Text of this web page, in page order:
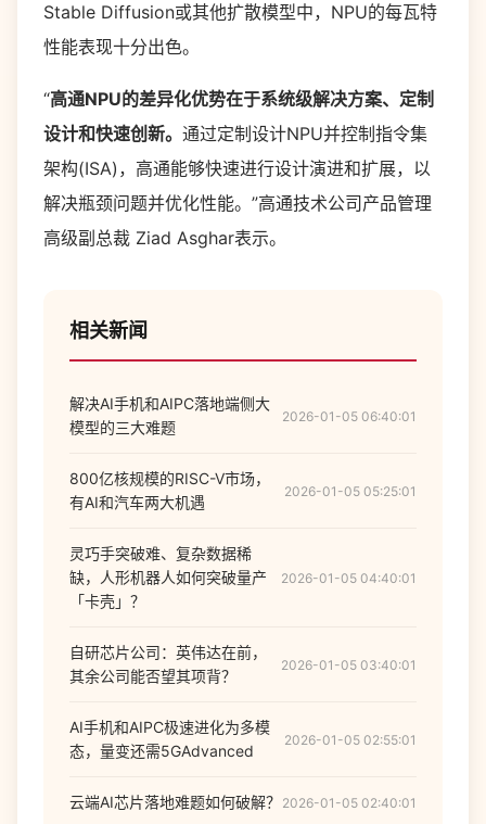
Stable Diffusion或其他扩散模型中，NPU的每瓦特
性能表现十分出色。
“高通NPU的差异化优势在于系统级解决方案、定制
设计和快速创新。 通过定制设计NPU并控制指令集
架构(ISA)，高通能够快速进行设计演进和扩展，以
解决瓶颈问题并优化性能。”高通技术公司产品管理
高级副总裁 Ziad Asghar表示。
相关新闻
解决AI手机和AIPC落地端侧大
模型的三大难题
2026-01-05 06:40:01
800亿核规模的RISC-V市场，
有AI和汽车两大机遇
2026-01-05 05:25:01
灵巧手突破难、复杂数据稀
缺，人形机器人如何突破量产
「卡壳」？
2026-01-05 04:40:01
自研芯片公司：英伟达在前，
其余公司能否望其项背？
2026-01-05 03:40:01
AI手机和AIPC极速进化为多模
态，量变还需5GAdvanced
2026-01-05 02:55:01
云端AI芯片落地难题如何破解？ 2026-01-05 02:40:01